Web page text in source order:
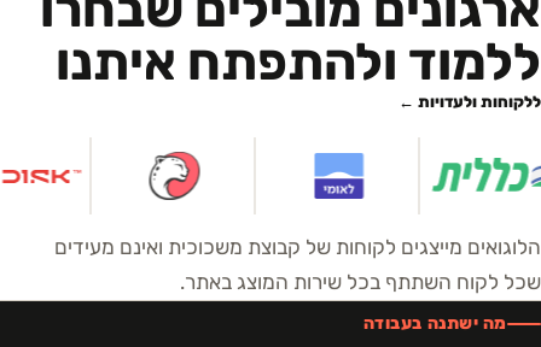
ללמוד ולהתפתח איתנו
ללקוחות ולעדויות ←
הלוגואים מייצגים לקוחות של קבוצת משכוכית ואינם מעידים
שכל לקוח השתתף בכל שירות המוצג באתר.
מה ישתנה בעבודה